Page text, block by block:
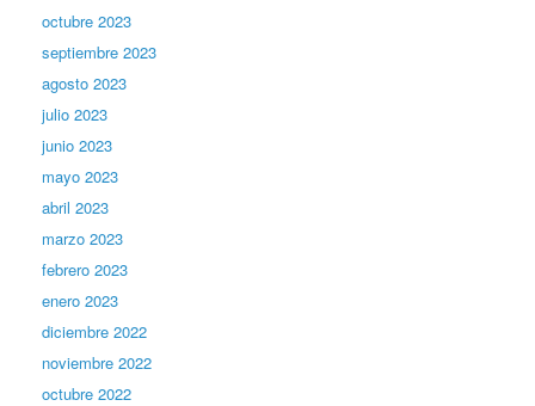
octubre 2023
septiembre 2023
agosto 2023
julio 2023
junio 2023
mayo 2023
abril 2023
marzo 2023
febrero 2023
enero 2023
diciembre 2022
noviembre 2022
octubre 2022